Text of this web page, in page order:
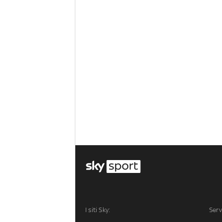
I siti Sky: